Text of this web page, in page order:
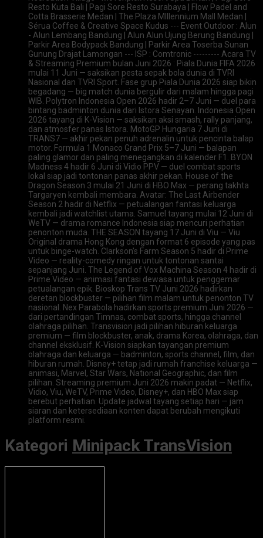
Resto Kuta Bali | Pagi Sore Resto Surabaya | Flow Padel and
Cotta Brasserie Medan | The Plaza Mlllennium Mall Medan |
Sérua Coffee & Creative Space Kudus --- Event Outdoor : Alun
- Alun Lembang Bandung | Alun Alun Ujung Berung Bandung |
Parkir Area Bodypack Bandung | Parkir Area Toserba Sunan
Gunung Drajat Lamongan --- ISP : Comtronic --------- Acara TV
& Streaming Premium bulan Juni 2026 : Piala Dunia FIFA 2026
mulai 11 Juni — saksikan pesta sepak bola dunia di TVRI
Nasional dan TVRI Sport. Fase grup Piala Dunia 2026 siap bikin
begadang — big match dunia bergulir dari malam hingga pagi
WIB. Polytron Indonesia Open 2026 hadir 2–7 Juni — duel para
bintang badminton dunia dari Istora Senayan. Indonesia Open
2026 tayang di K-Vision — saksikan aksi smash, rally panjang,
dan atmosfer panas Istora. MotoGP Hungaria 7 Juni di
TRANS7 — akhir pekan penuh adrenalin untuk pencinta balap
motor. Formula 1 Monaco Grand Prix 5–7 Juni — balapan
paling glamor dan paling menegangkan di kalender F1. BYON
Madness 4 hadir 6 Juni di Vidio PPV — duel combat sports
lokal siap jadi tontonan panas akhir pekan. House of the
Dragon Season 3 mulai 21 Juni di HBO Max — perang takhta
Targaryen kembali membara. Avatar: The Last Airbender
Season 2 hadir di Netflix — petualangan fantasi keluarga
kembali jadi watchlist utama. Samuel tayang mulai 12 Juni di
WeTV — drama romance Indonesia siap mencuri perhatian
penonton muda. THE SEASON tayang 17 Juni di Viu — Viu
Original drama Hong Kong dengan format 6 episode yang pas
untuk binge-watch. Clarkson’s Farm Season 5 hadir di Prime
Video — reality-comedy ringan untuk tontonan santai
sepanjang Juni. The Legend of Vox Machina Season 4 hadir di
Prime Video — animasi fantasi dewasa untuk penggemar
petualangan epik. Bioskop Trans TV Juni 2026 hadirkan
deretan blockbuster — pilihan film malam untuk penonton TV
nasional. Nex Parabola hadirkan sports premium Juni 2026 —
dari pertandingan Timnas, combat sports, hingga channel
olahraga pilihan. Transvision jadi pilihan hiburan keluarga
premium — film blockbuster, anak, drama Korea, olahraga, dan
channel eksklusif. K-Vision siapkan tayangan premium
olahraga dan keluarga — badminton, sports channel, film, dan
hiburan rumah. Disney+ tetap jadi rumah franchise keluarga —
animasi, Marvel, Star Wars, National Geographic, dan film
pilihan. Streaming premium Juni 2026 makin padat — Netflix,
Vidio, Viu, WeTV, Prime Video, Disney+, dan HBO Max siap
berebut perhatian. Update jadwal tayang setiap hari — jam
siaran dan ketersediaan konten dapat berubah mengikuti
platform resmi.
Kategori Minipack TransVision